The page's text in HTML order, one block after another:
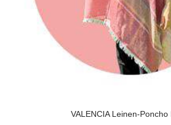
VALENCIA Leinen-Poncho